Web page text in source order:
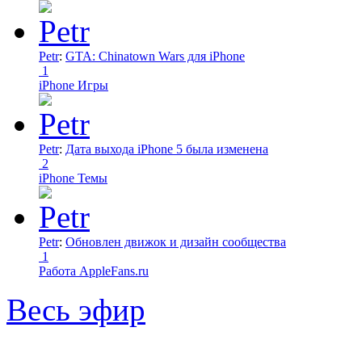
Petr: GTA: Chinatown Wars для iPhone
1
iPhone Игры
Petr: Дата выхода iPhone 5 была изменена
2
iPhone Темы
Petr: Обновлен движок и дизайн сообщества
1
Работа AppleFans.ru
Весь эфир